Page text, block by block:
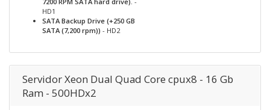
HD1
SATA Backup Drive (+250 GB
SATA (7,200 rpm)) - HD2
Servidor Xeon Dual Quad Core cpux8 - 16 Gb
Ram - 500HDx2